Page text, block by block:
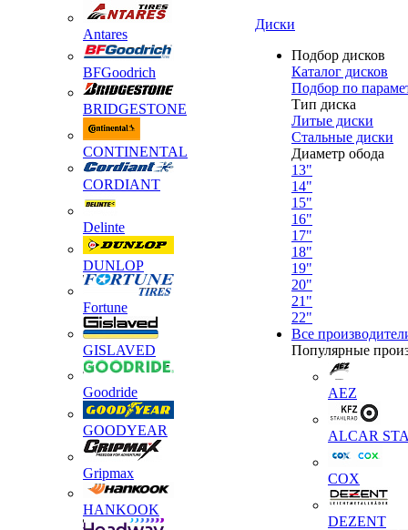
Antares
BFGoodrich
BRIDGESTONE
CONTINENTAL
CORDIANT
Delinte
DUNLOP
Fortune
GISLAVED
Goodride
GOODYEAR
Gripmax
HANKOOK
Диски
Подбор дисков
Каталог дисков
Подбор по
Тип диска
Литые диски
Стальные диски
Диаметр обода
13"
14"
15"
16"
17"
18"
19"
20"
21"
22"
Все
Популярные
AEZ
ALCAR
COX
DEZENT